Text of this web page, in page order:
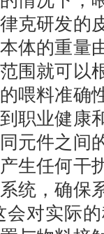
克研发的
体的重量
围就可以
喂料准确
职业健康
元件之间
生任何干
统，确保
对实际